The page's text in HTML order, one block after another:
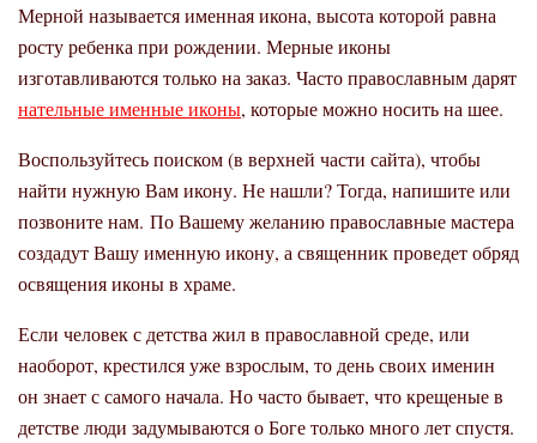
Мерной называется именная икона, высота которой равна
росту ребенка при рождении. Мерные иконы
изготавливаются только на заказ. Часто православным дарят
нательные именные иконы, которые можно носить на шее.
Воспользуйтесь поиском (в верхней части сайта), чтобы
найти нужную Вам икону. Не нашли? Тогда, напишите или
позвоните нам. По Вашему желанию православные мастера
создадут Вашу именную икону, а священник проведет обряд
освящения иконы в храме.
Если человек с детства жил в православной среде, или
наоборот, крестился уже взрослым, то день своих именин
он знает с самого начала. Но часто бывает, что крещеные в
детстве люди задумываются о Боге только много лет спустя.